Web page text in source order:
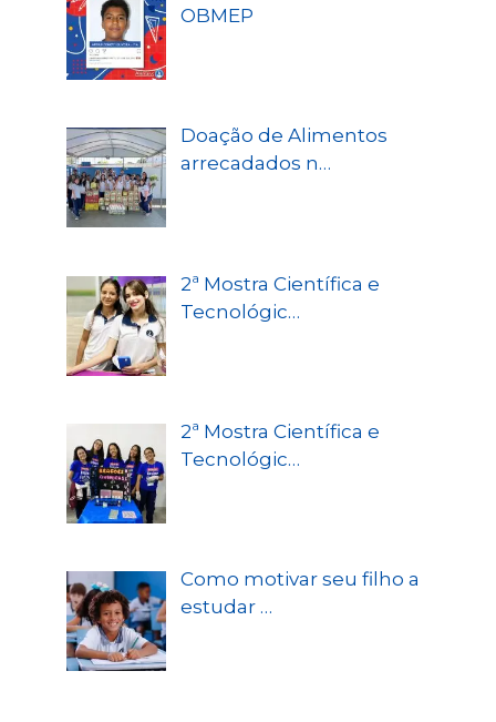
OBMEP
Doação de Alimentos
arrecadados n…
2ª Mostra Científica e
Tecnológic…
2ª Mostra Científica e
Tecnológic…
Como motivar seu filho a
estudar …